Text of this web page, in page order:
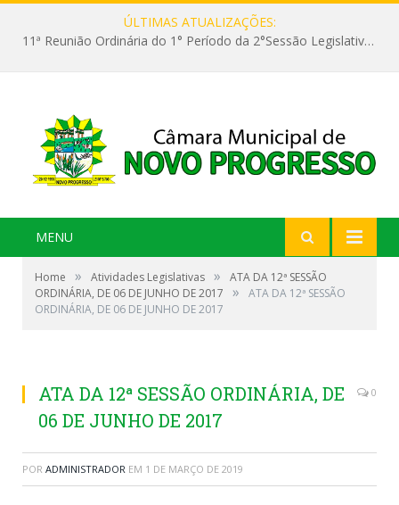
ÚLTIMAS ATUALIZAÇÕES:
11ª Reunião Ordinária do 1° Período da 2°Sessão Legislativa da 9ª Legislatura do Poder Legislativo
MENU
Home » Atividades Legislativas »
ATA DA 12ª SESSÃO
ORDINÁRIA, DE 06 DE JUNHO DE 2017
»
ATA DA 12ª SESSÃO
ORDINÁRIA, DE 06 DE JUNHO DE 2017
ATA DA 12ª SESSÃO ORDINÁRIA, DE
06 DE JUNHO DE 2017
0
POR ADMINISTRADOR EM 1 DE MARÇO DE 2019